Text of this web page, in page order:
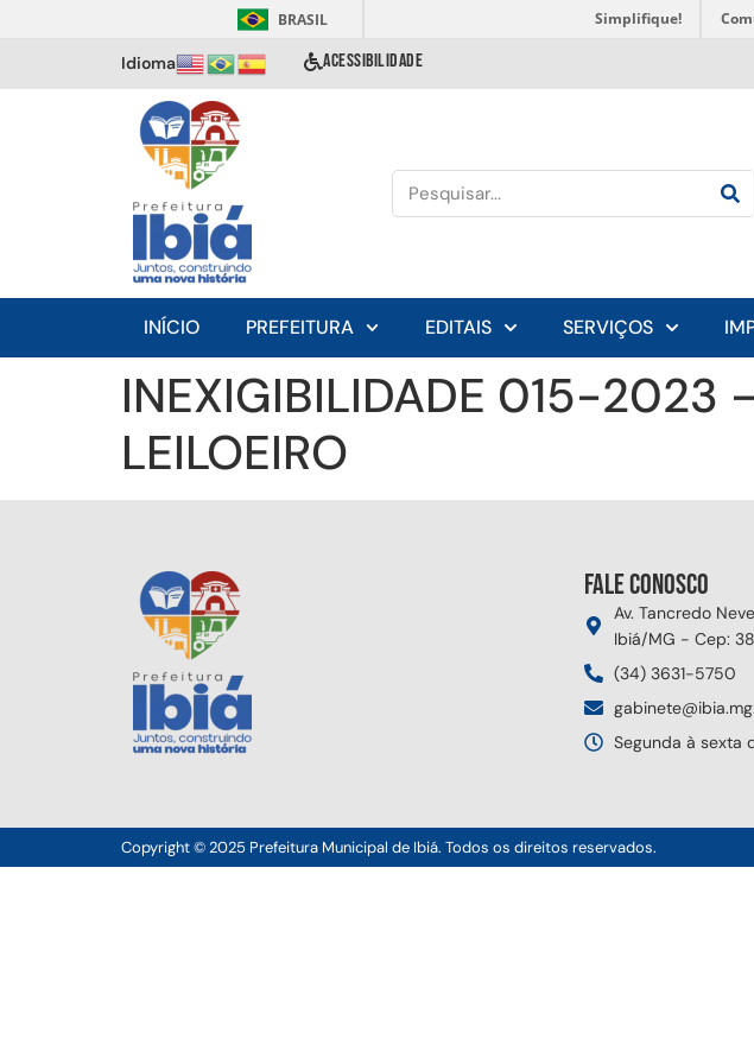
BRASIL Simplifique!
Idioma ACESSIBILIDADE
INÍCIO PREFEITURA EDITAIS SERVIÇOS
INEXIGIBILIDADE 015-2023
LEILOEIRO
Fale conosco
Av. Tancredo
Ibiá/MG - Cep:
(34) 3631-5750
Segunda à sexta
Copyright © 2025 Prefeitura Municipal de Ibiá. Todos os direitos reservados.